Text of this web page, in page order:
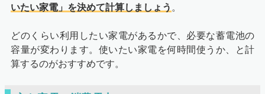
いたい家電」を決めて計算しましょう 。
どのくらい利用したい家電があるかで、必要な蓄電池の
容量が変わります。使いたい家電を何時間使うか、と計
算するのがおすすめです。